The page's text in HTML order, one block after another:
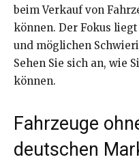
beim Verkauf von
können. Der Fokus
und möglichen
Sehen Sie sich an, wie
können.
Fahrzeuge
deutschen